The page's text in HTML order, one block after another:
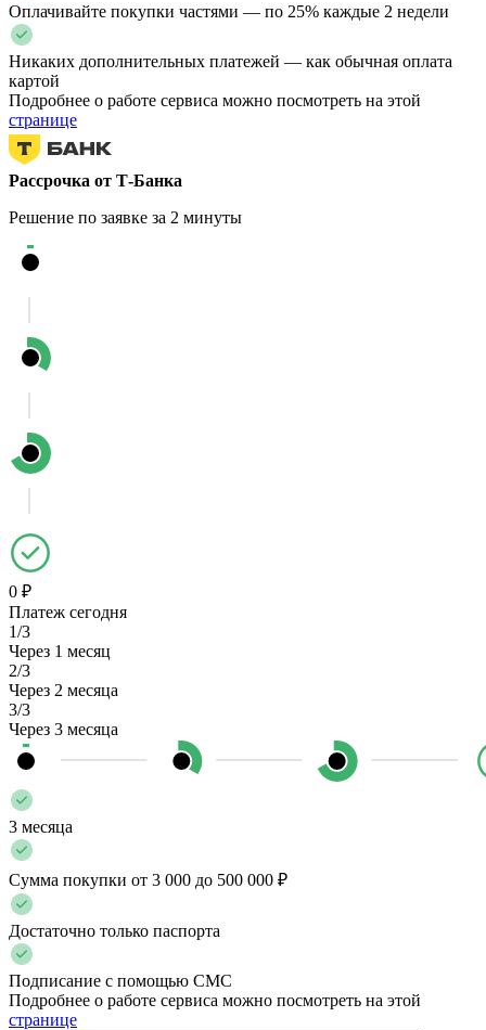
Оплачивайте покупки частями — по 25% каждые 2 недели
Никаких дополнительных платежей — как обычная оплата
картой
Подробнее о работе сервиса можно посмотреть на этой
странице
Рассрочка от Т-Банка
Решение по заявке за 2 минуты
0 ₽
Платеж сегодня
1/3
Через 1 месяц
2/3
Через 2 месяца
3/3
Через 3 месяца
3 месяца
Сумма покупки от 3 000 до 500 000 ₽
Достаточно только паспорта
Подписание с помощью СМС
Подробнее о работе сервиса можно посмотреть на этой
странице